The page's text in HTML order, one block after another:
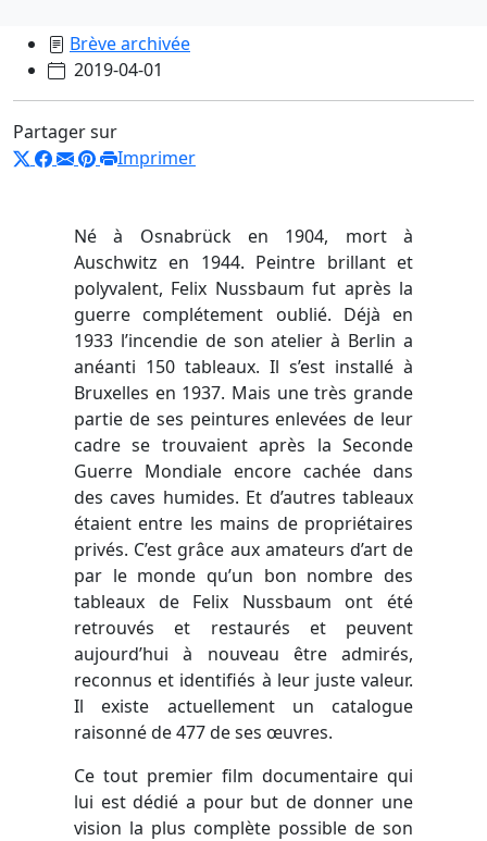
Brève archivée
2019-04-01
Partager sur
Imprimer
Né à Osnabrück en 1904, mort à
Auschwitz en 1944. Peintre brillant et
polyvalent, Felix Nussbaum fut après la
guerre complétement oublié. Déjà en
1933 l’incendie de son atelier à Berlin a
anéanti 150 tableaux. Il s’est installé à
Bruxelles en 1937. Mais une très grande
partie de ses peintures enlevées de leur
cadre se trouvaient après la Seconde
Guerre Mondiale encore cachée dans
des caves humides. Et d’autres tableaux
étaient entre les mains de propriétaires
privés. C’est grâce aux amateurs d’art de
par le monde qu’un bon nombre des
tableaux de Felix Nussbaum ont été
retrouvés et restaurés et peuvent
aujourd’hui à nouveau être admirés,
reconnus et identifiés à leur juste valeur.
Il existe actuellement un catalogue
raisonné de 477 de ses œuvres.
Ce tout premier film documentaire qui
lui est dédié a pour but de donner une
vision la plus complète possible de son